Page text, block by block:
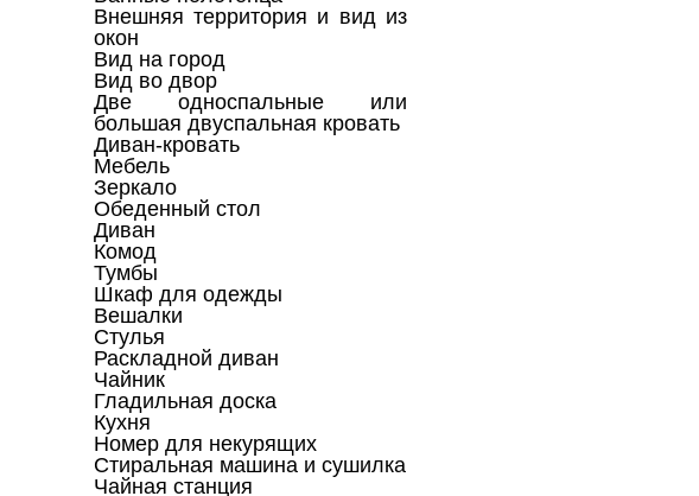
Внешняя территория и вид из
окон
Вид на город
Вид во двор
Две односпальные или
большая двуспальная кровать
Диван-кровать
Мебель
Зеркало
Обеденный стол
Диван
Комод
Тумбы
Шкаф для одежды
Вешалки
Стулья
Раскладной диван
Чайник
Гладильная доска
Кухня
Номер для некурящих
Стиральная машина и сушилка
Чайная станция